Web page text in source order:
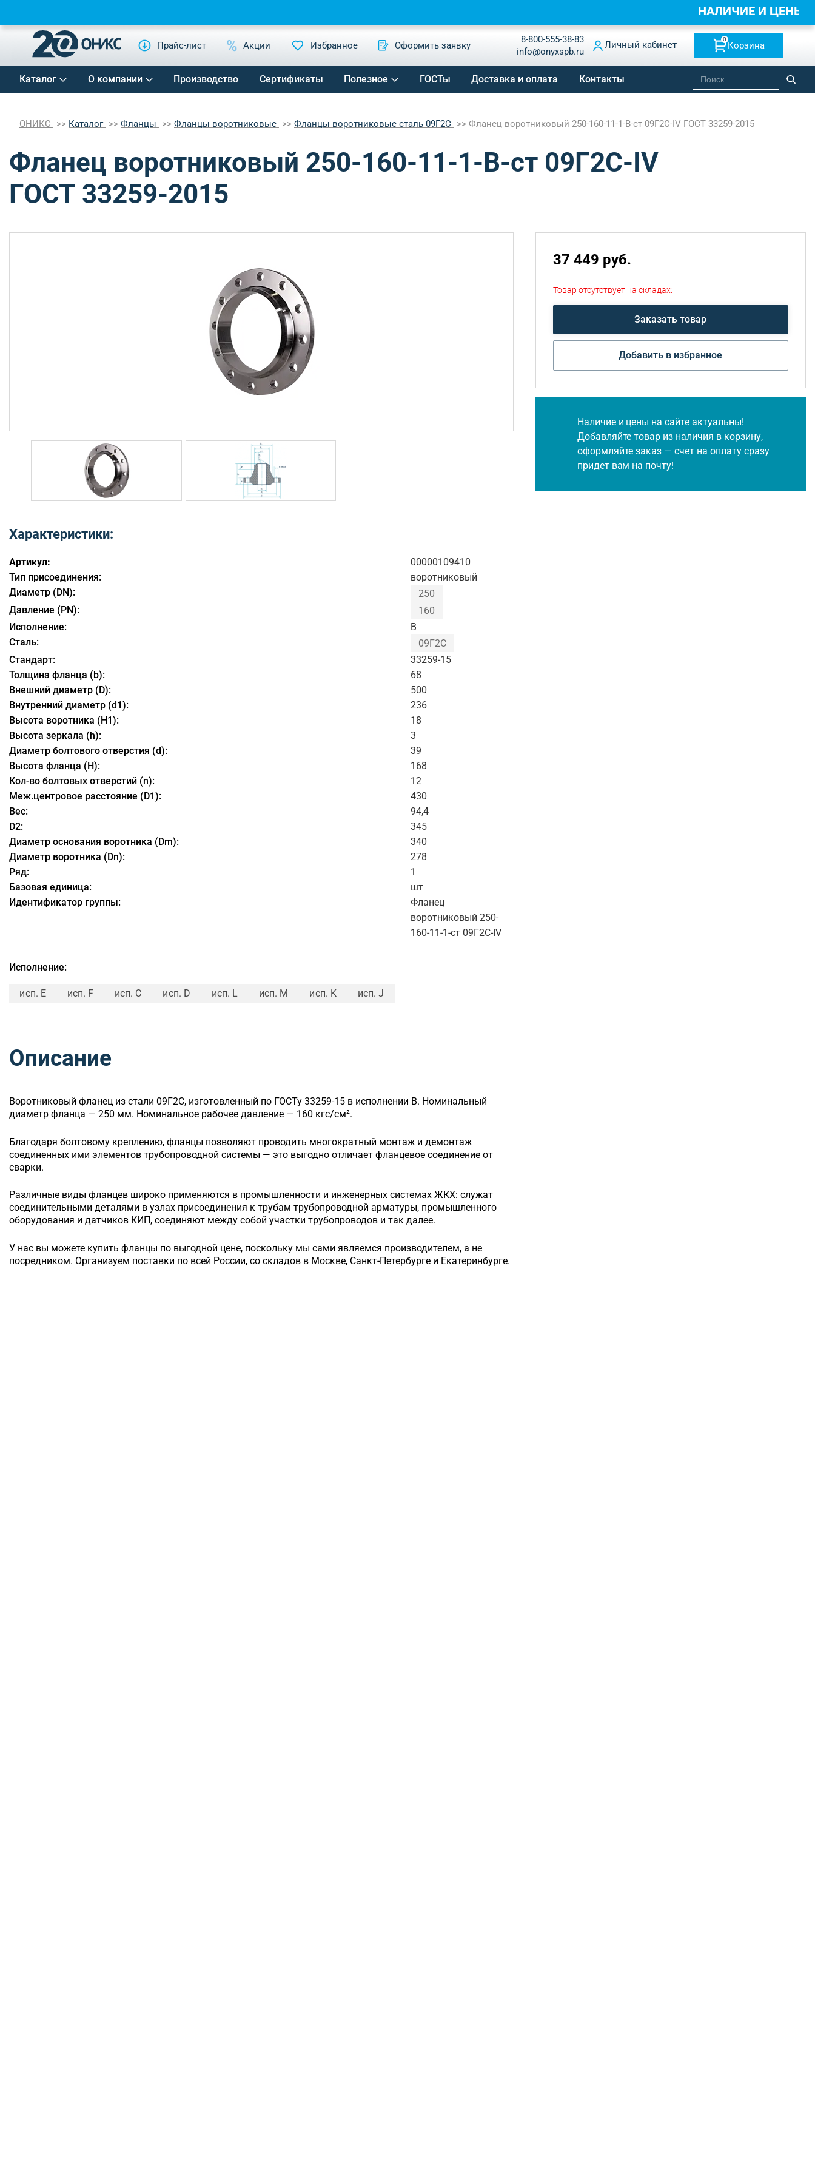
Прайс-лист Акции Избранное Оформить заявку
8-800-555-38-83
info@onyxspb.ru
Личный кабинет
0
Корзина
Каталог О компании Производство Сертификаты Полезное ГОСТы Доставка и оплата Контакты
ОНИКС Каталог Фланцы Фланцы воротниковые Фланцы воротниковые сталь 09Г2С Фланец воротниковый 250-160-11-1-B-ст 09Г2С-IV ГОСТ 33259-2015
Фланец воротниковый 250-160-11-1-B-ст 09Г2С-IV
ГОСТ 33259-2015
Характеристики:
Артикул:
00000109410
Тип присоединения:
воротниковый
Диаметр (DN):
250
Давление (PN):
160
Исполнение:
B
Сталь:
09Г2С
Стандарт:
33259-15
Толщина фланца (b):
68
Внешний диаметр (D):
500
Внутренний диаметр (d1):
236
Высота воротника (H1):
18
Высота зеркала (h):
3
Диаметр болтового отверстия (d):
39
Высота фланца (H):
168
Кол-во болтовых отверстий (n):
12
Меж.центровое расстояние (D1):
430
Вес:
94,4
D2:
345
Диаметр основания воротника (Dm):
340
Диаметр воротника (Dn):
278
Ряд:
1
Базовая единица:
шт
Идентификатор группы:
Фланец
воротниковый 250-
160-11-1-ст 09Г2С-IV
Исполнение:
исп. E исп. F исп. C исп. D исп. L исп. M исп. K исп. J
Описание
Воротниковый фланец из стали 09Г2С, изготовленный по ГОСТу 33259-15 в исполнении B. Номинальный
диаметр фланца — 250 мм. Номинальное рабочее давление — 160 кгс/см².
Благодаря болтовому креплению, фланцы позволяют проводить многократный монтаж и демонтаж
соединенных ими элементов трубопроводной системы — это выгодно отличает фланцевое соединение от
сварки.
Различные виды фланцев широко применяются в промышленности и инженерных системах ЖКХ: служат
соединительными деталями в узлах присоединения к трубам трубопроводной арматуры, промышленного
оборудования и датчиков КИП, соединяют между собой участки трубопроводов и так далее.
У нас вы можете купить фланцы по выгодной цене, поскольку мы сами являемся производителем, а не
посредником. Организуем поставки по всей России, со складов в Москве, Санкт-Петербурге и Екатеринбурге.
37 449 руб.
Товар отсутствует на складах:
Заказать товар
Добавить в избранное
Наличие и цены на сайте актуальны!
Добавляйте товар из наличия в корзину,
оформляйте заказ — счет на оплату сразу
придет вам на почту!
НАЛИЧИЕ И